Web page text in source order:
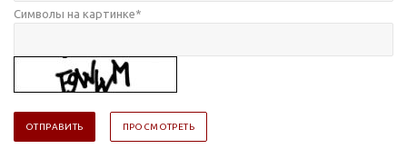
Символы на картинке*